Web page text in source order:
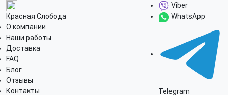
Красная Слобода
О компании
Наши работы
Доставка
FAQ
Блог
Отзывы
Контакты
Viber
WhatsApp
Telegram